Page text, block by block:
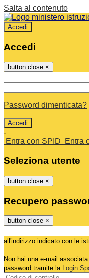
Salta al contenuto
Accedi
Accedi
button close ×
Password dimenticata?
-
Entra con SPID
Entra
Seleziona utente
button close ×
Recupero
button close ×
all'indirizzo indicato con le
Non hai una e-mail
password tramite la Login